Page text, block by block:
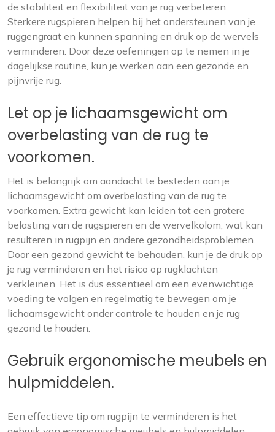
de stabiliteit en flexibiliteit van je rug verbeteren.
Sterkere rugspieren helpen bij het ondersteunen van je
ruggengraat en kunnen spanning en druk op de wervels
verminderen. Door deze oefeningen op te nemen in je
dagelijkse routine, kun je werken aan een gezonde en
pijnvrije rug.
Let op je lichaamsgewicht om
overbelasting van de rug te
voorkomen.
Het is belangrijk om aandacht te besteden aan je
lichaamsgewicht om overbelasting van de rug te
voorkomen. Extra gewicht kan leiden tot een grotere
belasting van de rugspieren en de wervelkolom, wat kan
resulteren in rugpijn en andere gezondheidsproblemen.
Door een gezond gewicht te behouden, kun je de druk op
je rug verminderen en het risico op rugklachten
verkleinen. Het is dus essentieel om een evenwichtige
voeding te volgen en regelmatig te bewegen om je
lichaamsgewicht onder controle te houden en je rug
gezond te houden.
Gebruik ergonomische meubels en
hulpmiddelen.
Een effectieve tip om rugpijn te verminderen is het